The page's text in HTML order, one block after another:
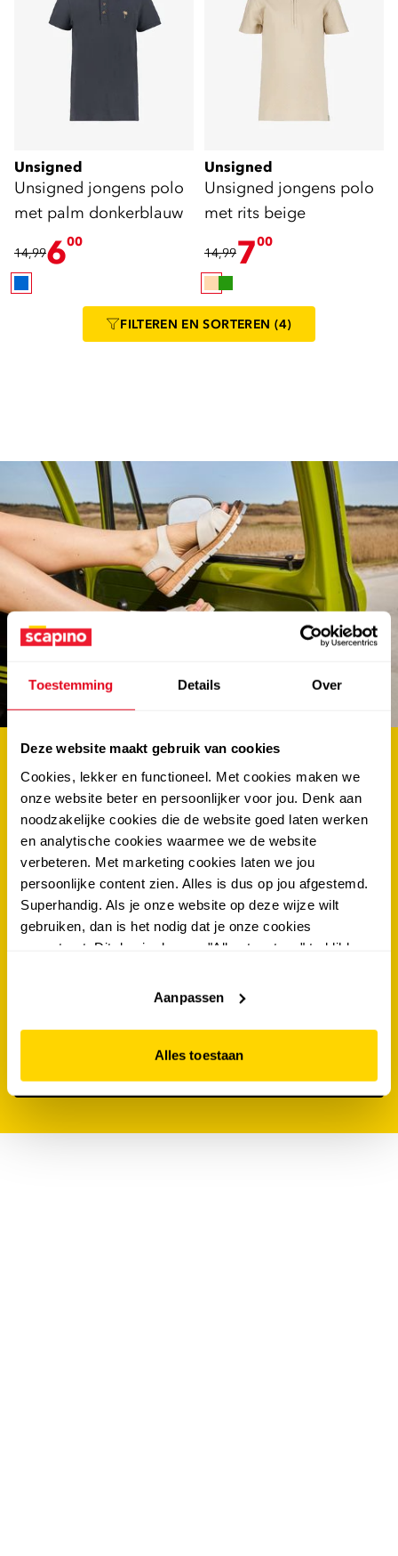
Toestemming Details Over
Deze website maakt gebruik van cookies
Cookies, lekker en functioneel. Met cookies maken we
onze website beter en persoonlijker voor jou. Denk aan
noodzakelijke cookies die de website goed laten werken
en analytische cookies waarmee we de website
verbeteren. Met marketing cookies laten we jou
persoonlijke content zien. Alles is dus op jou afgestemd.
Superhandig. Als je onze website op deze wijze wilt
gebruiken, dan is het nodig dat je onze cookies
accepteert. Dit doe je door op "Alles toestaan" te klikken.
website niet optimaal functioneert.
Aanpassen
Alles toestaan
Unsigned
Unsigned jongens polo
met palm donkerblauw
14,99600
Unsigned
Unsigned jongens polo
met rits beige
14,99700
FILTEREN EN SORTEREN (4)
abonneer en win €100.-
shoptegoed
als eerste op de hoogte van de nieuwste acties én
kans maken op €100.- shoptegoed? schrijf je dan
nu in voor de scapino nieuwsbrief!
voornaam*
tussenvoegsel
IK MELD MIJ AAN